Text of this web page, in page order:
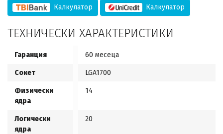
Калкулатор Калкулатор
ТЕХНИЧЕСКИ ХАРАКТЕРИСТИКИ
Гаранция 60 месеца
Сокет LGA1700
Физически
ядра
14
Логически
ядра
20